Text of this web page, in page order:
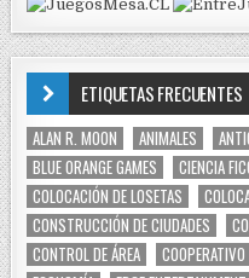
ETIQUETAS FRECUENTES
ALAN R. MOON ANIMALES
BLUE ORANGE GAMES
CIENCIA
COLOCACIÓN DE LOSETAS
CONSTRUCCIÓN DE CIUDADES
CONTROL DE ÁREA
COOPERATIVO